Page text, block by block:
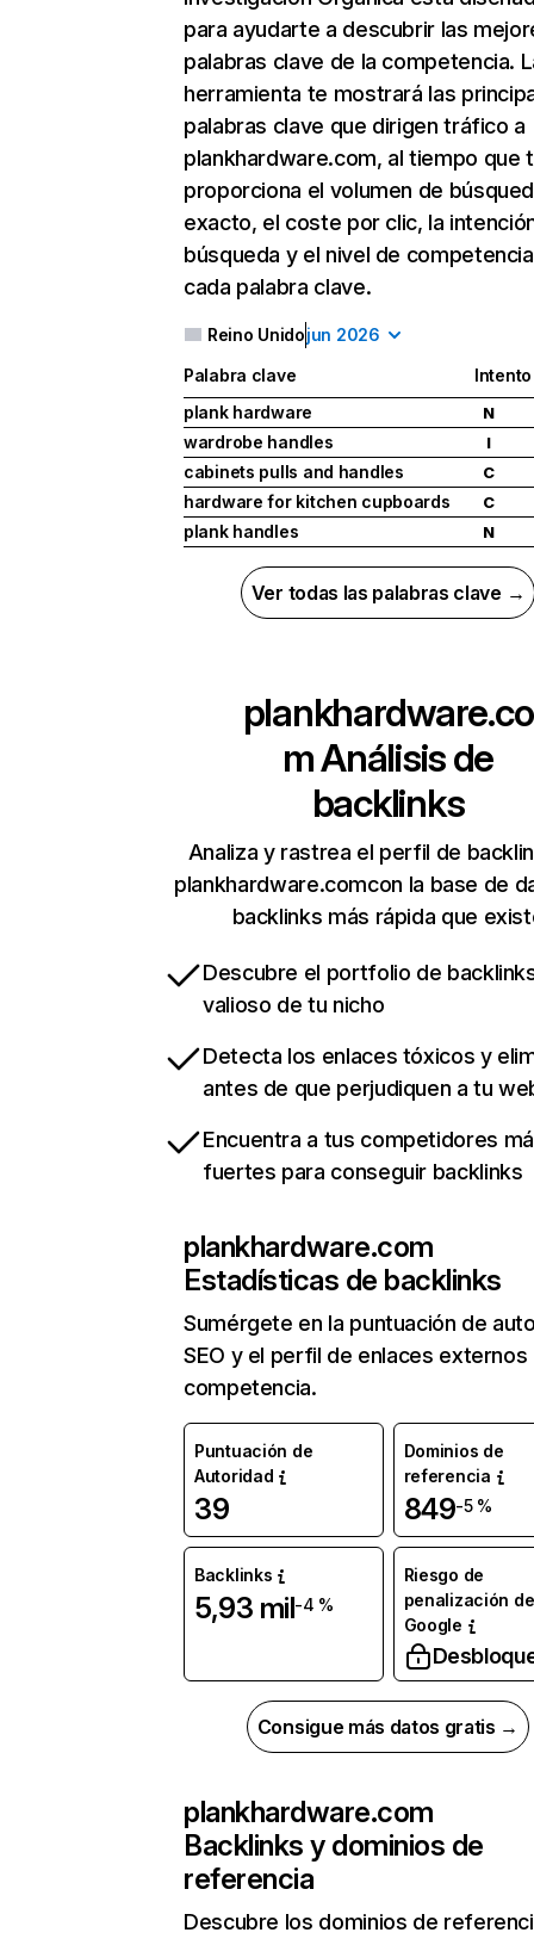
para ayudarte a descubrir las
palabras clave de la competencia.
herramienta te mostrará las
palabras clave que dirigen tráfico a
plankhardware.com, al tiempo que
proporciona el volumen de
exacto, el coste por clic, la
búsqueda y el nivel de
cada palabra clave.
Reino Unidojun 2026
Palabra clave
Intento
plank hardware
N
wardrobe handles I
cabinets pulls and handles C
hardware for kitchen cupboards C
plank handles N
Ver todas las palabras clave →
plankhardware.co
mAnálisis de
backlinks
Analiza y rastrea el perfil de
plankhardware.comcon la base de
backlinks más rápida que
Descubre el portfolio de
valioso de tu nicho
Detecta los enlaces tóxicos y
antes de que perjudiquen a tu
Encuentra a tus competidores
fuertes para conseguir backlinks
plankhardware.com
Estadísticas de backlinks
Sumérgete en la puntuación de
SEO y el perfil de enlaces externos
competencia.
Puntuación de
Autoridad
39
Dominios de
referencia
849-5 %
Backlinks
5,93 mil-4 %
Riesgo de
penalización de
Google
Consigue más datos gratis →
plankhardware.com
Backlinks y dominios de
referencia
Descubre los dominios de